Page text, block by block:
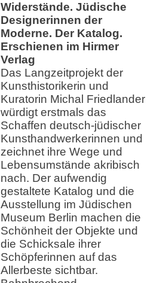
Widerstände. Jüdische
Designerinnen der
Moderne. Der Katalog.
Erschienen im Hirmer
Verlag
Das Langzeitprojekt der
Kunsthistorikerin und
Kuratorin Michal Friedlander
würdigt erstmals das
Schaffen deutsch-jüdischer
Kunsthandwerkerinnen und
zeichnet ihre Wege und
Lebensumstände akribisch
nach. Der aufwendig
gestaltete Katalog und die
Ausstellung im Jüdischen
Museum Berlin machen die
Schönheit der Objekte und
die Schicksale ihrer
Schöpferinnen auf das
Allerbeste sichtbar.